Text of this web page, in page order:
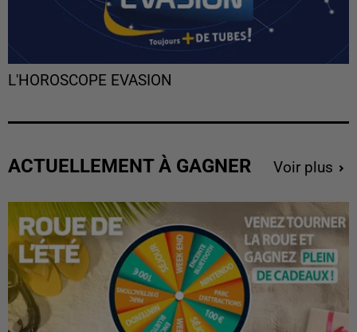
L'HOROSCOPE EVASION
ACTUELLEMENT À GAGNER Voir plus